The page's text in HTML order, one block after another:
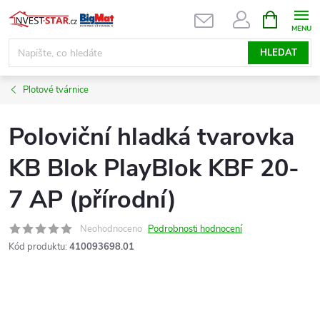
Přejít
na
obsah
HLEDAT
NÁKUPNÍ
KOŠÍK
Plotové tvárnice
Poloviční hladká tvarovka
KB Blok PlayBlok KBF 20-
7 AP (přírodní)
Neohodnoceno Podrobnosti hodnocení
Kód produktu: 410093698.01